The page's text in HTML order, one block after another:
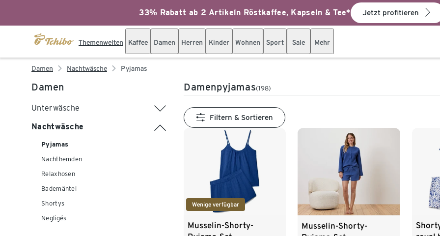
33% Rabatt ab 2 Artikeln Röstkaffee, Kapseln & Tee* Jetzt profitieren
Themenwelten Kaffee Damen Herren Kinder Wohnen Sport Sale Mehr
Damen Nachtwäsche Pyjamas
Damen
Unterwäsche
Nachtwäsche
Pyjamas
Nachthemden
Relaxhosen
Bademäntel
Shortys
Negligés
Damenpyjamas(198)
Filtern & Sortieren
Wenige verfügbar
Musselin-Shorty-
Musselin-Shorty-